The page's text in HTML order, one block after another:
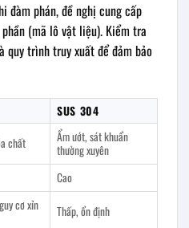
đàm phán, đề nghị cung cấp
(mã lô vật liệu). Kiểm tra
quy trình truy xuất để đảm bảo
SUS 304
chất
Ẩm ướt, sát khuẩn
thường xuyên
Cao
cơ xỉn
Thấp, ổn định